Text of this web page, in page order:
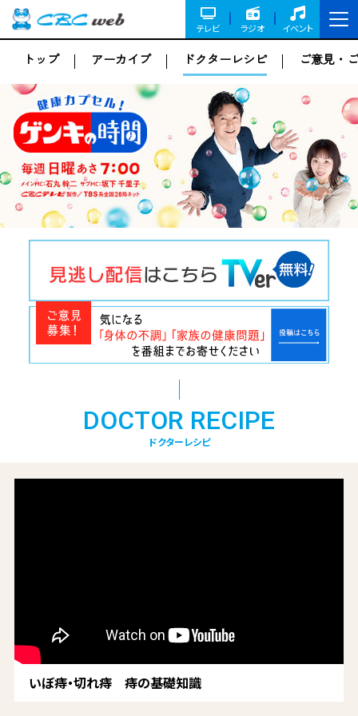
テレビ ラジオ イベント
トップ アーカイブ ドクターレシピ ご意見・
DOCTOR RECIPE
ドクターレシピ
いぼ痔・切れ痔 痔の基礎知識